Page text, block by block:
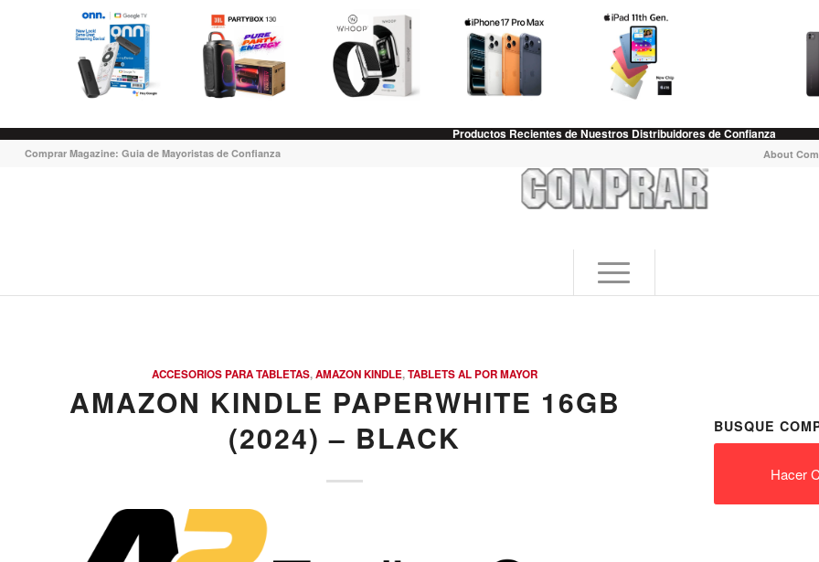
Productos Recientes de Nuestros Distribuidores de Confianza
About
Comprar Magazine: Guia de Mayoristas de Confianza
ACCESORIOS PARA TABLETAS,AMAZON KINDLE,TABLETS AL POR MAYOR
AMAZON KINDLE PAPERWHITE 16GB
(2024) – BLACK
BUSQUE
Hacer